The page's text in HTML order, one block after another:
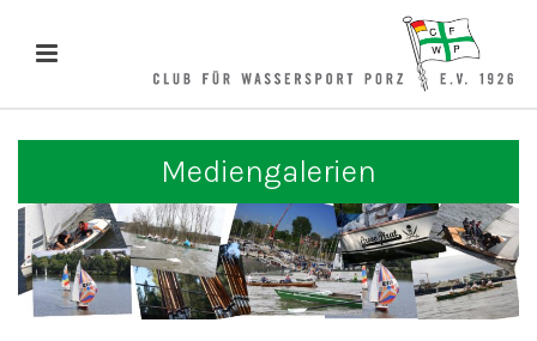
Mediengalerien